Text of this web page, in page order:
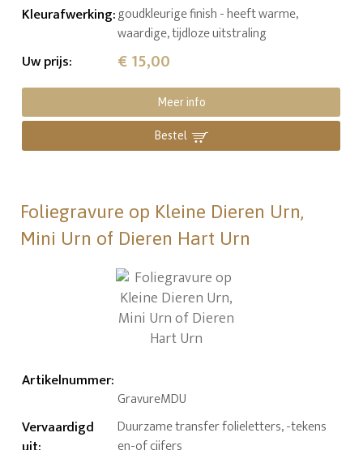
Kleurafwerking:goudkleurige finish - heeft warme,
waardige, tijdloze uitstraling
Uw prijs: € 15,00
Meer info
Bestel
Foliegravure op Kleine Dieren Urn,
Mini Urn of Dieren Hart Urn
Artikelnummer:
GravureMDU
Vervaardigd
Duurzame transfer folieletters, -tekens